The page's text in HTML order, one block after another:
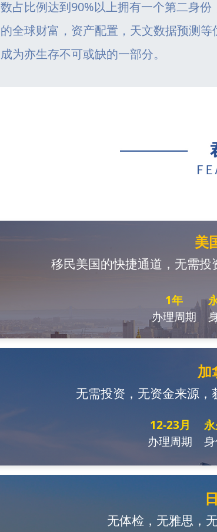
数占比例达到90%以上拥有一个第二身份
的全球财富，资产配置，天文数据预测等
成为亦生存不可或缺的一部分。
美
移民美国的快捷通道，无需
1年
办理周期
加
无需投资，无资金来源
12-23月
办理周期
无体检，无雅思，